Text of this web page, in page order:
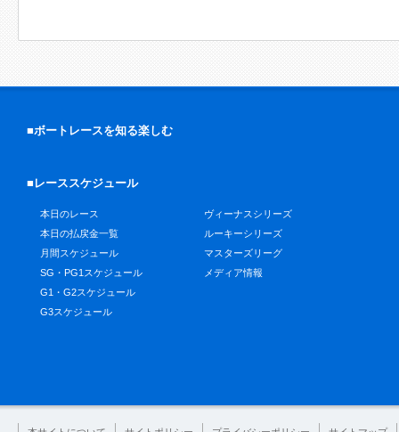
■ボートレースを知る楽しむ
■レーススケジュール
本日のレース
本日の払戻金一覧
月間スケジュール
SG・PG1スケジュール
G1・G2スケジュール
G3スケジュール
ヴィーナスシリーズ
ルーキーシリーズ
マスターズリーグ
メディア情報